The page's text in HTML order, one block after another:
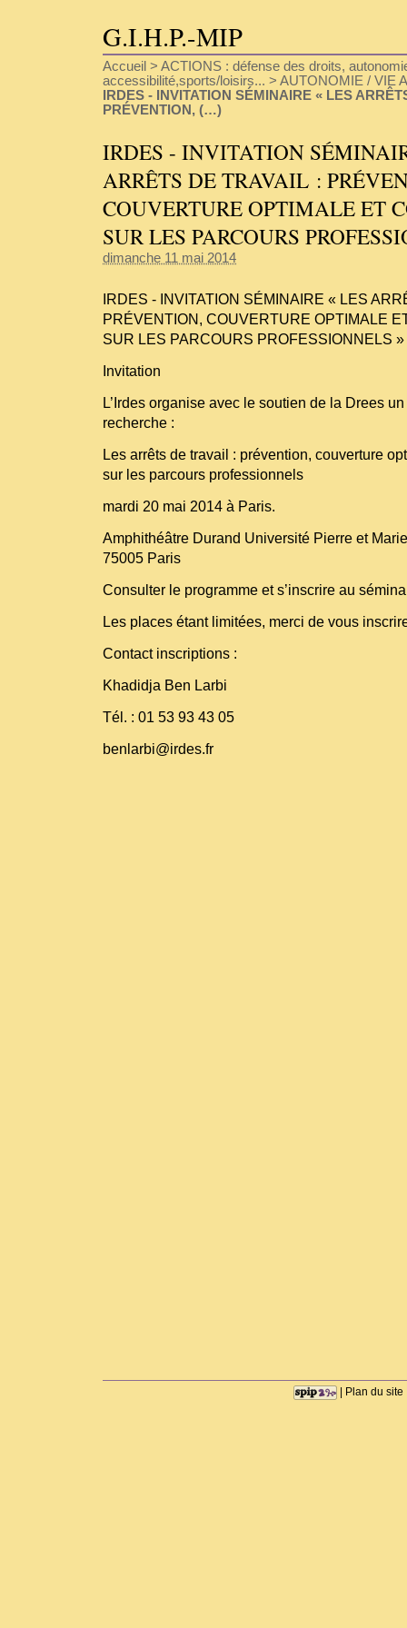
G.I.H.P.-MIP
Accueil > ACTIONS : défense des droits,
accessibilité,sports/loisirs... > AUTONOMIE / VIE
IRDES - INVITATION SÉMINAIRE « LES
PRÉVENTION, (…)
IRDES - INVITATION
ARRÊTS DE TRAVAIL :
COUVERTURE OPTIMALE ET
SUR LES PARCOURS
dimanche 11 mai 2014
IRDES - INVITATION SÉMINAIRE « LES
PRÉVENTION, COUVERTURE OPTIMALE
SUR LES PARCOURS PROFESSIONNELS »
Invitation
L’Irdes organise avec le soutien de la Drees
recherche :
Les arrêts de travail : prévention, couverture
sur les parcours professionnels
mardi 20 mai 2014 à Paris.
Amphithéâtre Durand Université Pierre et
75005 Paris
Consulter le programme et s’inscrire au
Les places étant limitées, merci de vous
Contact inscriptions :
Khadidja Ben Larbi
Tél. : 01 53 93 43 05
benlarbi@irdes.fr
Plan du site